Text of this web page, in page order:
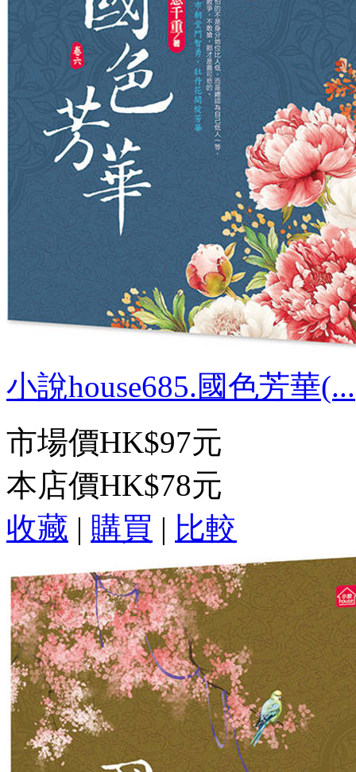
小說house685.國色芳華(...
市場價HK$97元
本店價HK$78元
收藏 | 購買 | 比較